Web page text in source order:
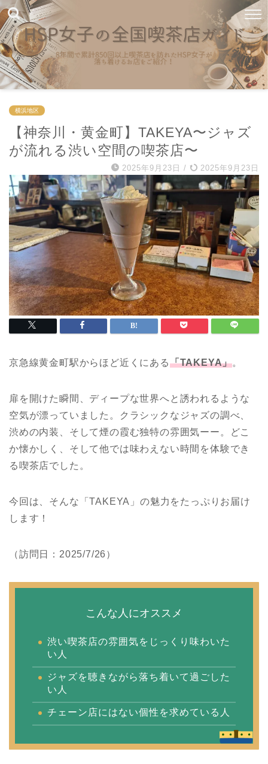
横浜地区
【神奈川・黄金町】TAKEYA〜ジャズ
が流れる渋い空間の喫茶店〜
2025年9月23日 / 2025年9月23日
京急線黄金町駅からほど近くにある「TAKEYA」。
扉を開けた瞬間、ディープな世界へと誘われるような
空気が漂っていました。クラシックなジャズの調べ、
渋めの内装、そして煙の霞む独特の雰囲気ーー。どこ
か懐かしく、そして他では味わえない時間を体験でき
る喫茶店でした。
今回は、そんな「TAKEYA」の魅力をたっぷりお届け
します！
（訪問日：2025/7/26）
こんな人にオススメ
渋い喫茶店の雰囲気をじっくり味わいた
い人
ジャズを聴きながら落ち着いて過ごした
い人
チェーン店にはない個性を求めている人